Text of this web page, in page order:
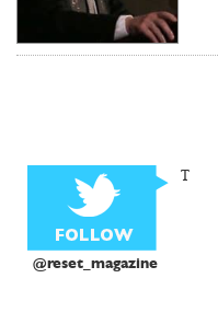
@reset_magazine
T